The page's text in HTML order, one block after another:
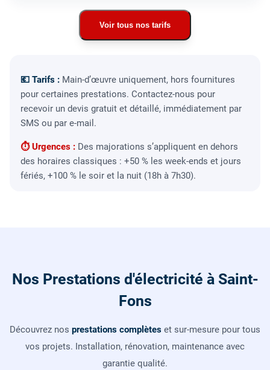
Voir tous nos tarifs
💶 Tarifs : Main-d’œuvre uniquement, hors fournitures
pour certaines prestations. Contactez-nous pour
recevoir un devis gratuit et détaillé, immédiatement par
SMS ou par e-mail.
⏱ Urgences : Des majorations s’appliquent en dehors
des horaires classiques : +50 % les week-ends et jours
fériés, +100 % le soir et la nuit (18h à 7h30).
Nos Prestations d'électricité à Saint-
Fons
Découvrez nos prestations complètes et sur-mesure pour tous
vos projets. Installation, rénovation, maintenance avec
garantie qualité.